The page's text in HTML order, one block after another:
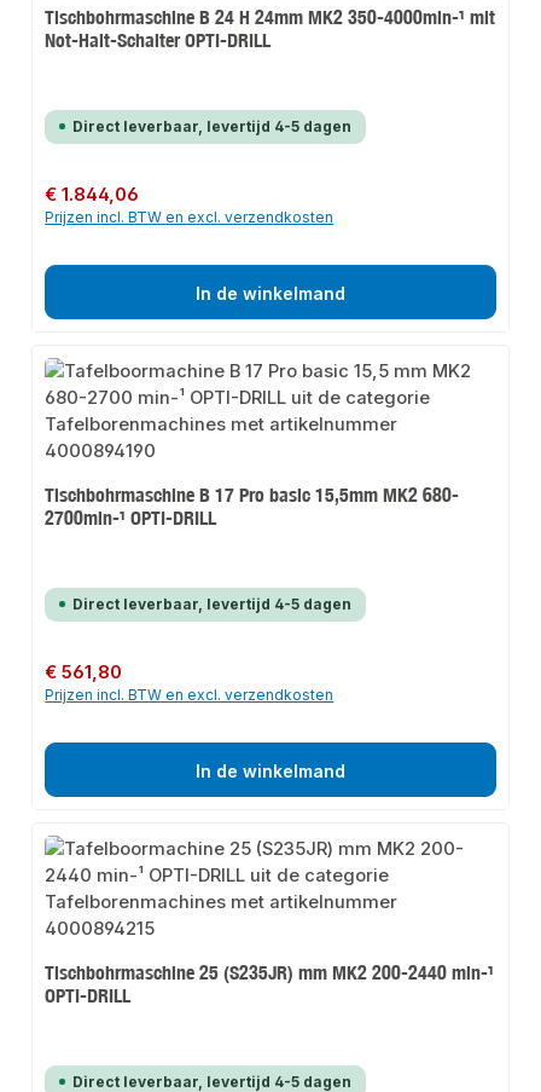
Tischbohrmaschine B 24 H 24mm MK2 350-4000min-¹ mit
Not-Halt-Schalter OPTI-DRILL
Direct leverbaar, levertijd 4-5 dagen
Normale prijs:
€ 1.844,06
Prijzen incl. BTW en excl. verzendkosten
In de winkelmand
Tischbohrmaschine B 17 Pro basic 15,5mm MK2 680-
2700min-¹ OPTI-DRILL
Direct leverbaar, levertijd 4-5 dagen
Normale prijs:
€ 561,80
Prijzen incl. BTW en excl. verzendkosten
In de winkelmand
Tischbohrmaschine 25 (S235JR) mm MK2 200-2440 min-¹
OPTI-DRILL
Direct leverbaar, levertijd 4-5 dagen